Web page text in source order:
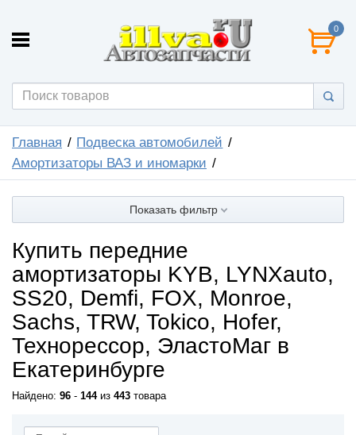
0
Главная
Подвеска автомобилей
Амортизаторы ВАЗ и иномарки
Показать фильтр
Купить передние
амортизаторы KYB, LYNXauto,
SS20, Demfi, FOX, Monroe,
Sachs, TRW, Tokico, Hofer,
Технорессор, ЭластоМаг в
Екатеринбурге
Найдено: 96 - 144из 443 товара